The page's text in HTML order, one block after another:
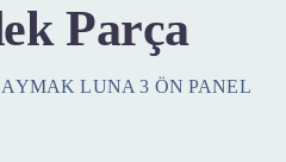
Parça
LUNA 3 ÖN PANEL